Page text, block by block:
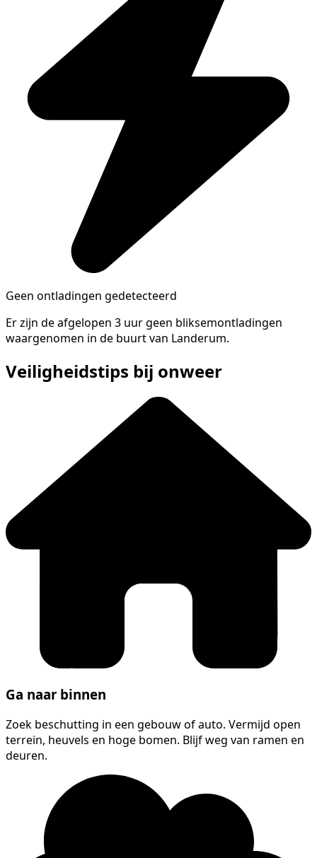
Geen ontladingen gedetecteerd
Er zijn de afgelopen 3 uur geen bliksemontladingen
waargenomen in de buurt van Landerum.
Veiligheidstips bij onweer
Ga naar binnen
Zoek beschutting in een gebouw of auto. Vermijd open
terrein, heuvels en hoge bomen. Blijf weg van ramen en
deuren.